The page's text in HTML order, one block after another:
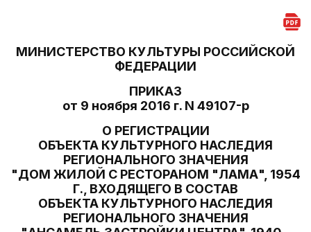
МИНИСТЕРСТВО КУЛЬТУРЫ РОССИЙСКОЙ
ФЕДЕРАЦИИ
ПРИКАЗ
от 9 ноября 2016 г. N 49107-р
О РЕГИСТРАЦИИ
ОБЪЕКТА КУЛЬТУРНОГО НАСЛЕДИЯ
РЕГИОНАЛЬНОГО ЗНАЧЕНИЯ
"ДОМ ЖИЛОЙ С РЕСТОРАНОМ "ЛАМА", 1954
Г., ВХОДЯЩЕГО В СОСТАВ
ОБЪЕКТА КУЛЬТУРНОГО НАСЛЕДИЯ
РЕГИОНАЛЬНОГО ЗНАЧЕНИЯ